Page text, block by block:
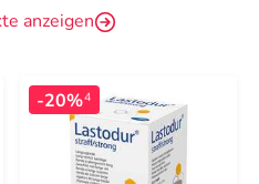
anzeigen
-20%4